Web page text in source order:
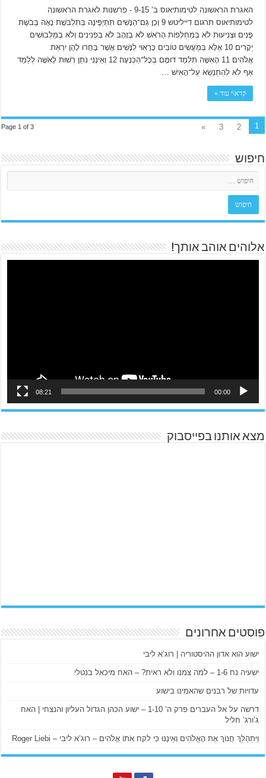
האגרת הראשונה לטימותיאוס ב’ 9-15 ‫- פרשנות לאגרת הראשונה
לטימותיאוס תרגום דייליטש 9 וְכֵן גַּם־הַנָּשִׁים תִּתְיַפֶּינָה בְּתִלְבּשֶׁת נָאָה בְּבשֶׁת
פָּנִים וּצְנִיעוּת לֹא בְּמַחְלְפוֹת הָרֹאשׁ לֹא בְזָהָב לֹא בִפְנִינִים וְלֹא בְּמַלְבּוּשִׁים
יְקָרִים׃ 10 אֶלָּא בְּמַעֲשִׂים טוֹבִים כָּרָאוּי לַנָּשִׁים אֲשֶׁר בָּחֲרוּ לָהֶן יִרְאַת
אֱלֹהִים׃ 11 הָאִשָּׁה תִּלְמַד דּוּמָם בְּכָל־הַכְנָעָה׃ 12 וְאֵינֶנִּי נֹתֵן רְשׁוּת לָאִשָּׁה לְלַמֵּד
אַף לֹא לְהִתְנַשֵׂא עַל־הָאִישׁ …
קרא\י עוד »
Page 1 of 3 1
2
3
»
חיפוש
אלוהים אוהב אותך!
00:00
08:21
מצא אותנו בפייסבוק
פוסטים אחרונים
ישוע הוא אדון ההיסטוריה | רוג’א ליבי
ישעיה נח 1-6 – למה צמנו ולא ראית? – האח מיכאל בנטלי
עדויות של רבנים שהאמינו בישוע
דרשה על אל העברים פרק ה’ 1-10 – ישוע הכהן הגדול העליון והנצחי | האח
ג’ורג’ חליל
וַיִּתְהַלֵּךְ חֲנוֹךְ אֶת הָאֱלֹהִים וְאֵינֶנּוּ כִּי לקח אֹתוֹ אֱלֹהִים – רוג’א ליבי – Roger Liebi